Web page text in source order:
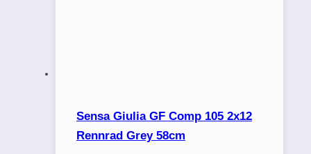
Sensa Giulia GF Comp 105 2x12
Rennrad Grey 58cm